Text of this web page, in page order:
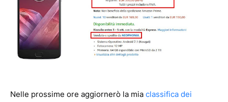
Nelle prossime ore aggiornerò la mia classifica dei